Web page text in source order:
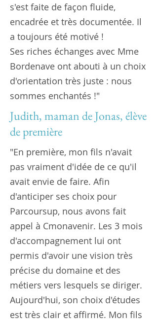
s'est faite de façon fluide,
encadrée et très documentée. Il
a toujours été motivé !
Ses riches échanges avec Mme
Bordenave ont abouti à un choix
d'orientation très juste : nous
sommes enchantés !"
Judith, maman de Jonas, élève
de première
"En première, mon fils n'avait
pas vraiment d'idée de ce qu'il
avait envie de faire. Afin
d'anticiper ses choix pour
Parcoursup, nous avons fait
appel à Cmonavenir. Les 3 mois
d'accompagnement lui ont
permis d'avoir une vision très
précise du domaine et des
métiers vers lesquels se diriger.
Aujourd'hui, son choix d'études
est très clair et affirmé. Mon fils